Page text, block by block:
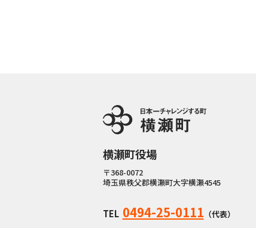
横瀬町役場
〒368-0072
埼玉県秩父郡横瀬町大字横瀬4545
TEL 0494-25-0111 （代表）